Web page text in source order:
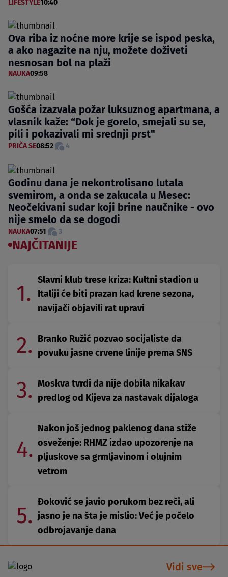
LIFESTYLE10:40
Ova riba iz noćne more krije se ispod peska,
a ako nagazite na nju, možete doživeti
nesnosan bol na plaži
NAUKA09:58
Gošća izazvala požar luksuznog apartmana, a
vlasnik kaže: “Dok je gorelo, smejali su se,
pili i pokazivali mi srednji prst"
PRIČA SE08:52 4
Godinu dana je nekontrolisano lutala
svemirom, a onda se zakucala u Mesec:
Neočekivani sudar koji brine naučnike - ovo
nije smelo da se dogodi
NAUKA07:51 3
NAJČITANIJE
1.
Slavni klub trese kriza: Kultni stadion u
Italiji će biti prazan kad krene sezona,
navijači objavili rat upravi
2. Branko Ružić pozvao socijaliste da
povuku jasne crvene linije prema SNS
3. Moskva tvrdi da nije dobila nikakav
predlog od Kijeva za nastavak dijaloga
4.
Nakon još jednog paklenog dana stiže
osveženje: RHMZ izdao upozorenje na
pljuskove sa grmljavinom i olujnim
vetrom
5.
Đoković se javio porukom bez reči, ali
jasno je na šta je mislio: Već je počelo
odbrojavanje dana
Vidi sve